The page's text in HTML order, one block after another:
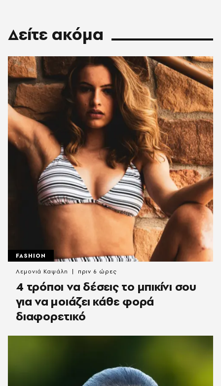
Δείτε ακόμα
FASHION
4 τρόποι να δέσεις το μπικίνι σου
για να μοιάζει κάθε φορά
διαφορετικό
Λεμονιά Καψάλη πριν 6 ώρες